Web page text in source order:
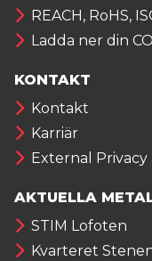
REACH, RoHS,
Ladda ner din
KONTAKT
Kontakt
Karriär
External Privacy
AKTUELLA
STIM Lofoten
Kvarteret